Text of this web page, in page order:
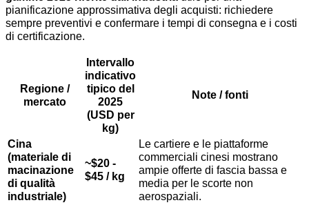
pianificazione approssimativa degli acquisti: richiedere
sempre preventivi e confermare i tempi di consegna e i costi
di certificazione.
Regione /
mercato
Intervallo
indicativo
tipico del
2025
(USD per
kg)
Note / fonti
Cina
(materiale di
macinazione
di qualità
industriale)
~$20 -
$45 / kg
Le cartiere e le piattaforme
commerciali cinesi mostrano
ampie offerte di fascia bassa e
media per le scorte non
aerospaziali.